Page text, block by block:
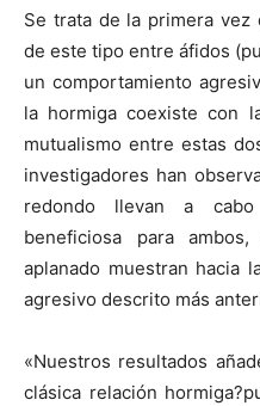
Se trata de la primera
de este tipo entre áfidos
un comportamiento
la hormiga coexiste con
mutualismo entre estas
investigadores han
redondo llevan a
beneficiosa para
aplanado muestran hacia
agresivo descrito más
«Nuestros resultados
clásica relación